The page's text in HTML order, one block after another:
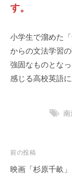
す。
小学生で溜めた
からの文法学習
強固なものとな
感じる高校英語
南
投
稿
前の投稿
映画「杉原千畝